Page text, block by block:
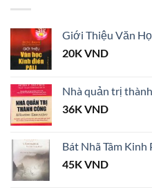
Giới Thiệu Văn
20KVND
Nhà quản trị
36KVND
Bát Nhã Tâm
45KVND